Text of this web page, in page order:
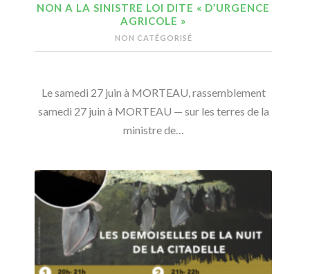
NON A LA SINISTRE LOI DITE « D’URGENCE
AGRICOLE »
NON CATÉGORISÉ
Le samedi 27 juin à MORTEAU, rassemblement
samedi 27 juin à MORTEAU — sur les terres de la
ministre de…